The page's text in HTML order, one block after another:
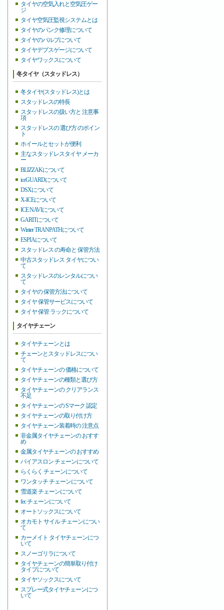
タイヤの空気入れと空気圧ゲー
ジ
タイヤ空気圧監視システムとは
タイヤのパンク修理について
タイヤのバルブについて
タイヤデプスゲージについて
タイヤワックスについて
冬タイヤ（スタッドレス）
冬タイヤ(スタッドレス)とは
スタッドレスの特長
スタッドレスの扱い方と 注意事
項
スタッドレスの 選び方 のポイン
ト
ホイールとセットが便利
主なスタッドレスタイヤ メーカ
ー
BLIZZAKについて
iceGUARDについて
DSXについて
X-ICEについて
ICE NAVIについて
GARITについて
Winter TRANPATHについて
ESPIAについて
スタッドレス の寿命と 保管方法
中古スタッドレス タイヤについ
て
スタッドレスのレンタルについ
て
タイヤの 保管方法について
タイヤ 保管サービスについて
タイヤ 保管 ラックについて
タイヤチェーン
タイヤチェーンとは
チェーンとスタッドレスについ
て
タイヤチェーンの 価格について
タイヤチェーンの種類と選び方
タイヤチェーンの クリアランス
不足
タイヤチェーンの Sマーク 認定
タイヤチェーンの取り付け方
タイヤチェーン装着時の 注意点
非金属タイヤチェーンの おすす
め
金属タイヤチェーンの おすすめ
バイアスロン チェーンについて
らくらく チェーンについて
ワンタッチ チェーンについて
雪道楽 チェーンについて
fec チェーンについて
オートソックスについて
オカモト サイル チェーンについ
て
カーメイト タイヤチェーンにつ
いて
スノーゴリラについて
タイヤチェーンの簡単取り付け
タイプについて
タイヤソックスについて
スプレー式タイヤチェーンにつ
いて